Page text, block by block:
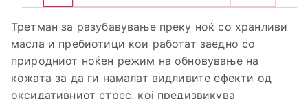
Третман за разубавување преку ноќ со хранливи
масла и пребиотици кои работат заедно со
природниот ноќен режим на обновување на
кожата за да ги намалат видливите ефекти од
оксидативниот стрес, кој предизвикува